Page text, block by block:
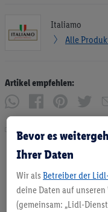
Italiamo
Alle
Artikel empfehlen:
Drucken
Bevor es
Ihrer Daten
Wir als Betreiber der
deine Daten auf
(gemeinsam: „Lidl-